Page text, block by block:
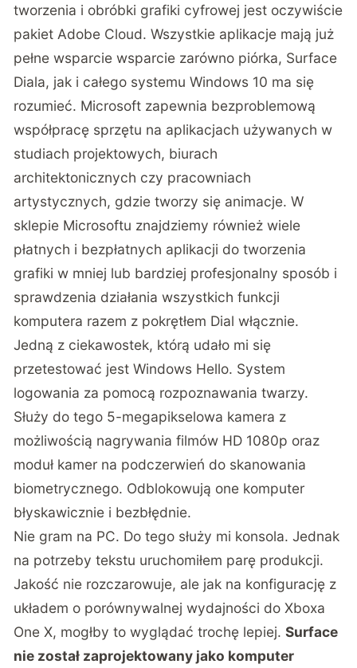
tworzenia i obróbki grafiki cyfrowej jest oczywiście
pakiet Adobe Cloud. Wszystkie aplikacje mają już
pełne wsparcie wsparcie zarówno piórka, Surface
Diala, jak i całego systemu Windows 10 ma się
rozumieć. Microsoft zapewnia bezproblemową
współpracę sprzętu na aplikacjach używanych w
studiach projektowych, biurach
architektonicznych czy pracowniach
artystycznych, gdzie tworzy się animacje. W
sklepie Microsoftu znajdziemy również wiele
płatnych i bezpłatnych aplikacji do tworzenia
grafiki w mniej lub bardziej profesjonalny sposób i
sprawdzenia działania wszystkich funkcji
komputera razem z pokrętłem Dial włącznie.
Jedną z ciekawostek, którą udało mi się
przetestować jest Windows Hello. System
logowania za pomocą rozpoznawania twarzy.
Służy do tego 5-megapikselowa kamera z
możliwością nagrywania filmów HD 1080p oraz
moduł kamer na podczerwień do skanowania
biometrycznego. Odblokowują one komputer
błyskawicznie i bezbłędnie.
Nie gram na PC. Do tego służy mi konsola. Jednak
na potrzeby tekstu uruchomiłem parę produkcji.
Jakość nie rozczarowuje, ale jak na konfigurację z
układem o porównywalnej wydajności do Xboxa
One X, mogłby to wyglądać trochę lepiej.Surface
nie został zaprojektowany jako komputer